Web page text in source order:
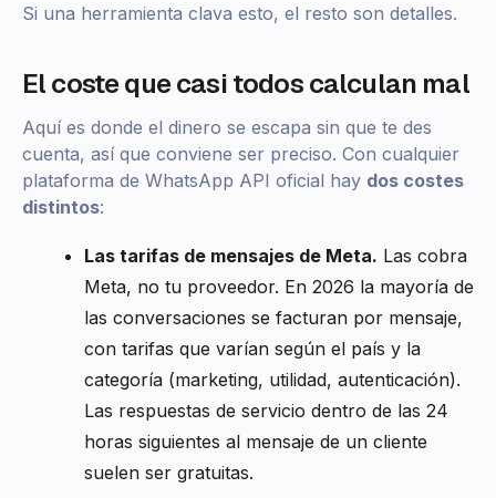
Si una herramienta clava esto, el resto son detalles.
El coste que casi todos calculan mal
Aquí es donde el dinero se escapa sin que te des
cuenta, así que conviene ser preciso. Con cualquier
plataforma de WhatsApp API oficial hay dos costes
distintos:
Las tarifas de mensajes de Meta. Las cobra
Meta, no tu proveedor. En 2026 la mayoría de
las conversaciones se facturan por mensaje,
con tarifas que varían según el país y la
categoría (marketing, utilidad, autenticación).
Las respuestas de servicio dentro de las 24
horas siguientes al mensaje de un cliente
suelen ser gratuitas.